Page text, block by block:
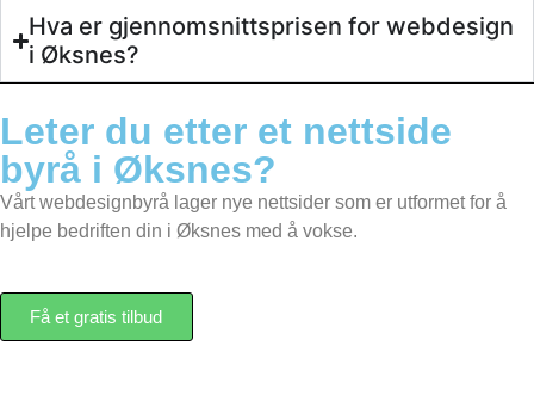
Hva er gjennomsnittsprisen for webdesign
i Øksnes?
Leter du etter et nettside
byrå i Øksnes?
Vårt webdesignbyrå lager nye nettsider som er utformet for å
hjelpe bedriften din i Øksnes med å vokse.
Få et gratis tilbud
informasjonskapsler for å lagre eller få tilgang til
enhetsdata. Å nekte samtykke kan begrense enkelte
funksjoner.
Nødvendig
Preferanser
Statistikk